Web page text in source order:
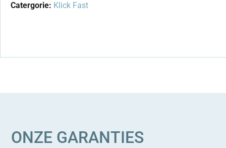
Catergorie: Klick Fast
ONZE GARANTIES